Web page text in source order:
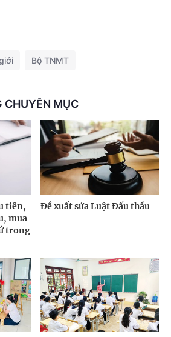
Bộ TNMT
CHUYÊN MỤC
tiên,
mua
trong
Đề xuất sửa Luật Đấu thầu